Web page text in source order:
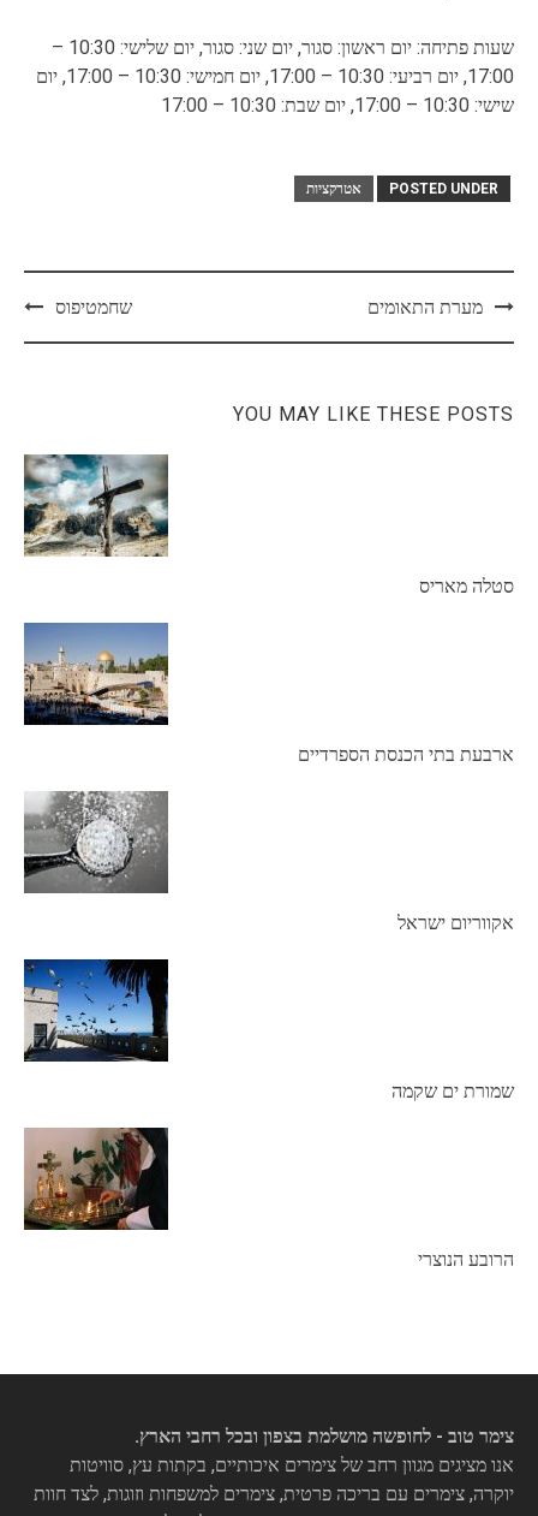
שעות פתיחה: יום ראשון: סגור, יום שני: סגור, יום שלישי: 10:30 –
17:00, יום רביעי: 10:30 – 17:00, יום חמישי: 10:30 – 17:00, יום
שישי: 10:30 – 17:00, יום שבת: 10:30 – 17:00
POSTED UNDER אטרקציות
Postמערת התאומים שחמטיפוס
YOU MAY LIKE THESE POSTS
סטלה מאריס
ארבעת בתי הכנסת הספרדיים
אקווריום ישראל
שמורת ים שקמה
הרובע הנוצרי
צימר טוב - לחופשה מושלמת בצפון ובכל רחבי הארץ.
אנו מציגים מגוון רחב של צימרים איכותיים, בקתות עץ, סוויטות
יוקרה, צימרים עם בריכה פרטית, צימרים למשפחות וזוגות, לצד חוות